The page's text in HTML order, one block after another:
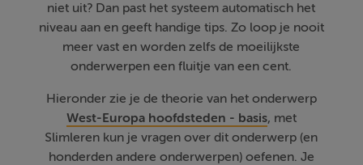
niet uit? Dan past het systeem automatisch het
niveau aan en geeft handige tips. Zo loop je nooit
meer vast en worden zelfs de moeilijkste
onderwerpen een fluitje van een cent.
Hieronder zie je de theorie van het onderwerp
West-Europa hoofdsteden - basis, met
Slimleren kun je vragen over dit onderwerp (en
honderden andere onderwerpen) oefenen. Je